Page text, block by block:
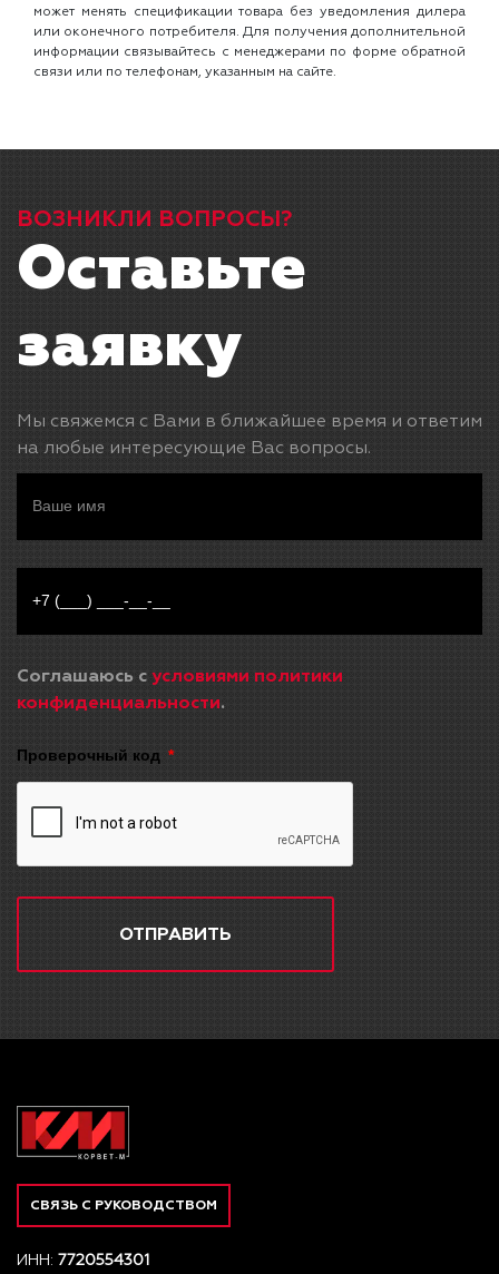
может менять спецификации товара без уведомления дилера
или оконечного потребителя. Для получения дополнительной
информации связывайтесь с менеджерами по форме обратной
связи или по телефонам, указанным на сайте.
ВОЗНИКЛИ ВОПРОСЫ?
Оставьте
заявку
Мы свяжемся с Вами в ближайшее время и ответим
на любые интересующие Вас вопросы.
Соглашаюсь с условиями политики
конфиденциальности.
Проверочный код
ОТПРАВИТЬ
СВЯЗЬ С РУКОВОДСТВОМ
ИНН: 7720554301